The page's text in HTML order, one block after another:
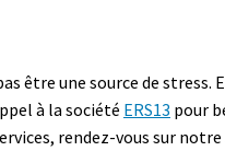
être une source de
à la société ERS13 pour
rendez-vous sur notre